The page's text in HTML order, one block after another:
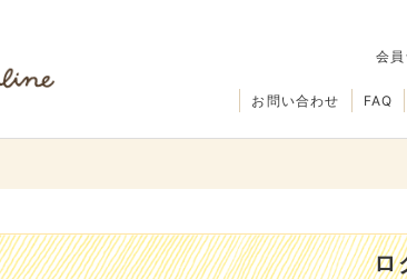
会
FAQ
お問い合わせ
ロ